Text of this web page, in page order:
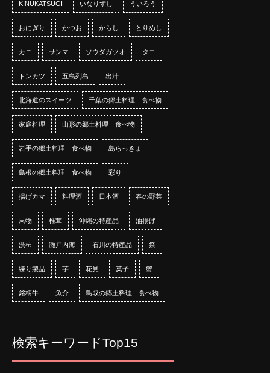
KINUKATSUGI いなりずし ういろう
おにぎり かつお からし とりめし
カニ サンマ ソウダガツオ タコ
トンカツ 五島列島 出汁
北海道のスイーツ 千葉の郷土料理 食べ物
家庭料理 山形の郷土料理 食べ物
岩手の郷土料理 食べ物 島らっきょ
島根の郷土料理 食べ物 彩り
揚げカマ 料理酒 日本酒 春の野菜
果物 椎茸 沖縄の特産品 油揚げ
渋柿 瀬戸内海 石川の特産品 祭
練り製品 芋 花見 菓子 蟹
銘柄牛 魚介 鳥取の郷土料理 食べ物
検索キーワードTop15